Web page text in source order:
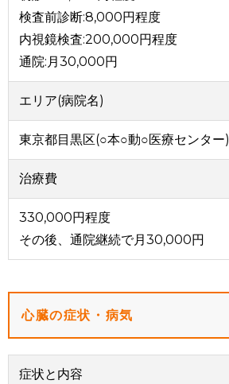
検査前診断:8,000円程度
内視鏡検査:200,000円程度
通院:月30,000円
エリア(病院名)
東京都目黒区(○本○動○医療センター)
治療費
330,000円程度
その後、通院継続で月30,000円
心臓の症状・病気
症状と内容